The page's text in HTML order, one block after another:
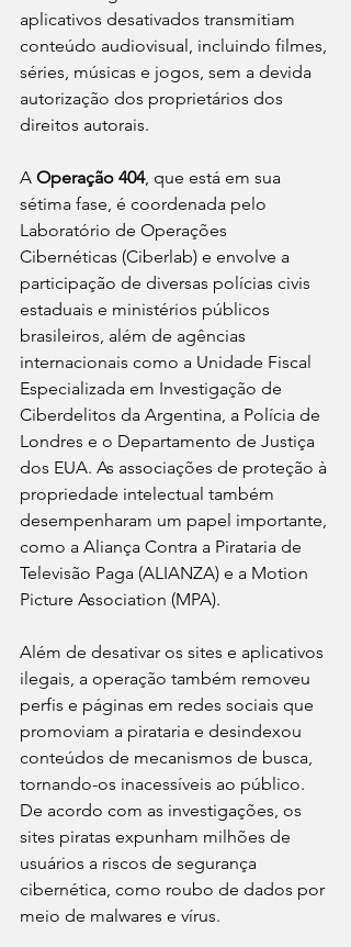
aplicativos desativados transmitiam
conteúdo audiovisual, incluindo filmes,
séries, músicas e jogos, sem a devida
autorização dos proprietários dos
direitos autorais.
A Operação 404, que está em sua
sétima fase, é coordenada pelo
Laboratório de Operações
Cibernéticas (Ciberlab) e envolve a
participação de diversas polícias civis
estaduais e ministérios públicos
brasileiros, além de agências
internacionais como a Unidade Fiscal
Especializada em Investigação de
Ciberdelitos da Argentina, a Polícia de
Londres e o Departamento de Justiça
dos EUA. As associações de proteção à
propriedade intelectual também
desempenharam um papel importante,
como a Aliança Contra a Pirataria de
Televisão Paga (ALIANZA) e a Motion
Picture Association (MPA).
Além de desativar os sites e aplicativos
ilegais, a operação também removeu
perfis e páginas em redes sociais que
promoviam a pirataria e desindexou
conteúdos de mecanismos de busca,
tornando-os inacessíveis ao público.
De acordo com as investigações, os
sites piratas expunham milhões de
usuários a riscos de segurança
cibernética, como roubo de dados por
meio de malwares e vírus.